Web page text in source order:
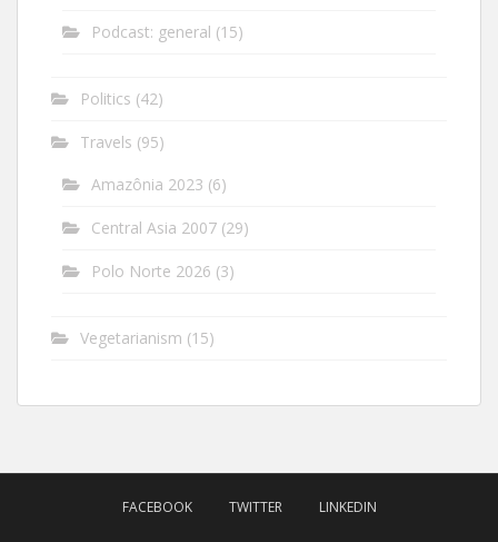
Podcast: general (15)
Politics (42)
Travels (95)
Amazônia 2023 (6)
Central Asia 2007 (29)
Polo Norte 2026 (3)
Vegetarianism (15)
FACEBOOK TWITTER LINKEDIN